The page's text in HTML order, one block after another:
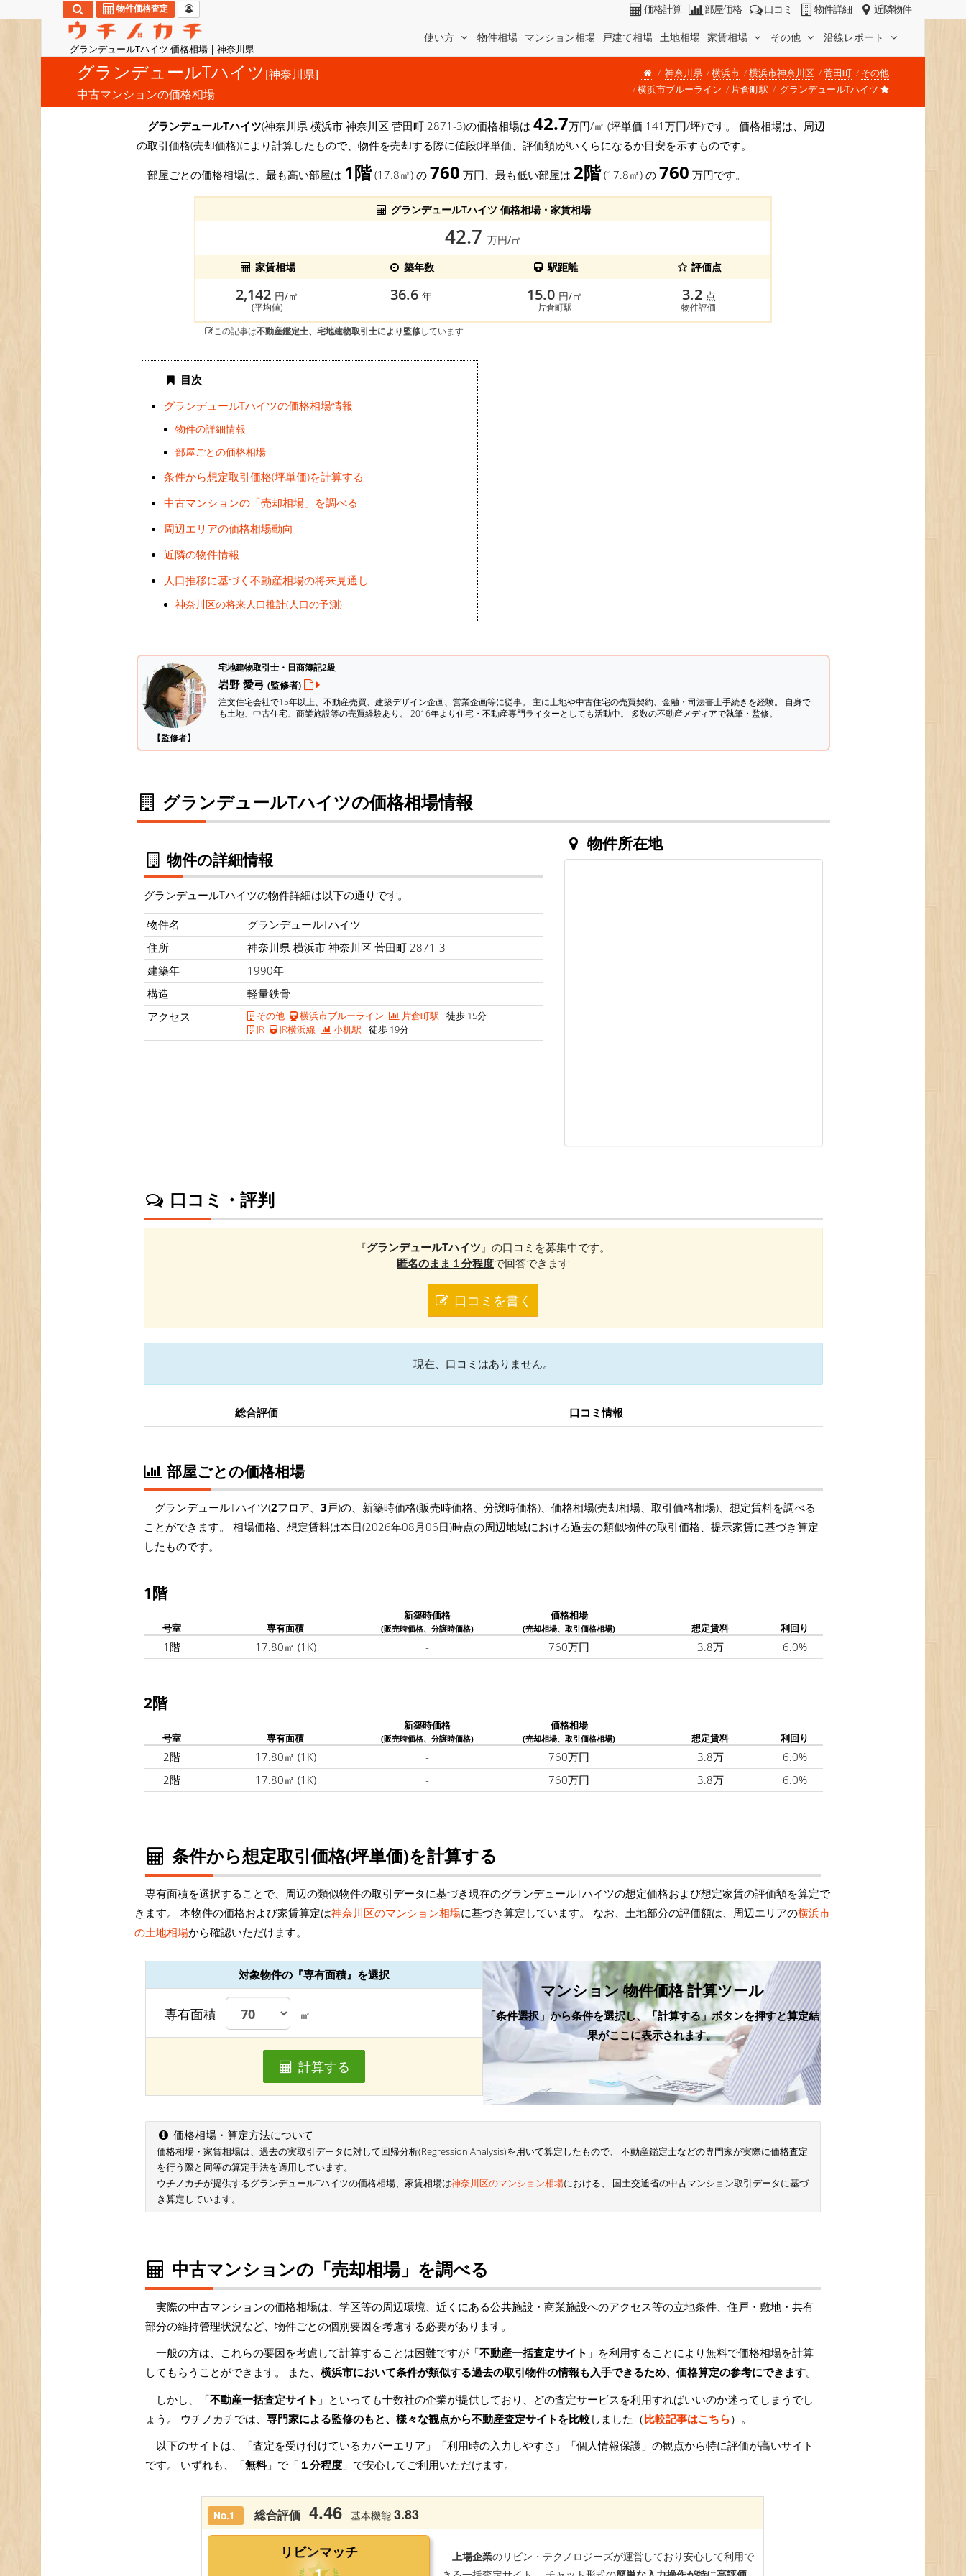
グランデュールTハイツ 価格相場 | 神奈川県
使い方 物件相場 マンション相場 戸建て相場 土地相場 家賃相場 その他 沿線レポート
物件価格査定 価格計算 部屋価格 口コミ 物件詳細 近隣物件
グランデュールTハイツ[神奈川県]
中古マンションの価格相場
神奈川県 横浜市 横浜市神奈川区 菅田町
その他
横浜市ブルーライン
片倉町駅 グランデュールTハイツ
グランデュールTハイツ(神奈川県 横浜市 神奈川区 菅田町 2871-3)の価格相場は 42.7万円/㎡ (坪単価 141万円/坪)です。 価格相場は、周辺
の取引価格(売却価格)により計算したもので、物件を売却する際に値段(坪単価、評価額)がいくらになるか目安を示すものです。
部屋ごとの価格相場は、最も高い部屋は 1階(17.8㎡) の 760 万円、最も低い部屋は 2階(17.8㎡) の 760 万円です。
グランデュールTハイツ 価格相場・家賃相場
42.7 万円/㎡
家賃相場
築年数 駅距離 評価点
2,142 円/㎡
(平均値)
36.6 年 15.0 円/㎡
片倉町駅
3.2 点
物件評価
この記事は不動産鑑定士、宅地建物取引士により監修しています
目次
グランデュールTハイツの価格相場情報
物件の詳細情報
部屋ごとの価格相場
条件から想定取引価格(坪単価)を計算する
中古マンションの「売却相場」を調べる
周辺エリアの価格相場動向
近隣の物件情報
人口推移に基づく不動産相場の将来見通し
神奈川区の将来人口推計(人口の予測)
【監修者】
宅地建物取引士・日商簿記2級
岩野 愛弓 (監修者)
注文住宅会社で15年以上、不動産売買、建築デザイン企画、営業企画等に従事。 主に土地や中古住宅の売買契約、金融・司法書士手続きを経験。 自身で
も土地、中古住宅、商業施設等の売買経験あり。 2016年より住宅・不動産専門ライターとしても活動中。 多数の不動産メディアで執筆・監修。
グランデュールTハイツの価格相場情報
物件の詳細情報
グランデュールTハイツの物件詳細は以下の通りです。
物件名
グランデュールTハイツ
住所
神奈川県 横浜市 神奈川区 菅田町 2871-3
建築年
1990年
構造
軽量鉄骨
アクセス
その他 横浜市ブルーライン 片倉町駅 徒歩 15分
JR
JR横浜線 小机駅 徒歩 19分
物件所在地
口コミ・評判
『グランデュールTハイツ』の口コミを募集中です。
匿名のまま１分程度で回答できます
口コミを書く
現在、口コミはありません。
総合評価 口コミ情報
部屋ごとの価格相場
グランデュールTハイツ(2フロア、 3 戸)の、新築時価格(販売時価格、分譲時価格)、価格相場(売却相場、取引価格相場)、想定賃料を調べる
ことができます。 相場価格、想定賃料は本日(2026年08月06日)時点の周辺地域における過去の類似物件の取引価格、提示家賃に基づき算定
したものです。
1階
号室 専有面積
新築時価格
(販売時価格、分譲時価格)
価格相場
(売却相場、取引価格相場) 想定賃料 利回り
1階 17.80㎡ (1K) - 760万円 3.8万 6.0%
2階
号室 専有面積
新築時価格
(販売時価格、分譲時価格)
価格相場
(売却相場、取引価格相場) 想定賃料 利回り
2階 17.80㎡ (1K) - 760万円 3.8万
6.0%
2階
17.80㎡ (1K) - 760万円 3.8万 6.0%
条件から想定取引価格(坪単価)を計算する
専有面積を選択することで、周辺の類似物件の取引データに基づき現在のグランデュールTハイツの想定価格および想定家賃の評価額を算定で
きます。 本物件の価格および家賃算定は神奈川区のマンション相場に基づき算定しています。 なお、土地部分の評価額は、周辺エリアの横浜市
の土地相場から確認いただけます。
対象物件の『専有面積』を選択
専有面積 ㎡
計算する
マンション 物件価格 計算ツール
「条件選択」から条件を選択し、「計算する」ボタンを押すと算定結
果がここに表示されます。
価格相場・算定方法について
価格相場・家賃相場は、過去の実取引データに対して回帰分析(Regression Analysis)を用いて算定したもので、 不動産鑑定士などの専門家が実際に価格査定
を行う際と同等の算定手法を適用しています。
ウチノカチが提供するグランデュールTハイツの価格相場、家賃相場は神奈川区のマンション相場における、 国土交通省の中古マンション取引データに基づ
き算定しています。
中古マンションの「売却相場」を調べる
実際の中古マンションの価格相場は、学区等の周辺環境、近くにある公共施設・商業施設へのアクセス等の立地条件、住戸・敷地・共有
部分の維持管理状況など、物件ごとの個別要因を考慮する必要があります。
一般の方は、これらの要因を考慮して計算することは困難ですが「不動産一括査定サイト 」を利用することにより無料で価格相場を計算
してもらうことができます。 また、 横浜市において条件が類似する過去の取引物件の情報も入手できるため、価格算定の参考にできます。
しかし、「不動産一括査定サイト 」といっても十数社の企業が提供しており、どの査定サービスを利用すればいいのか迷ってしまうでし
ょう。 ウチノカチでは、 専門家による監修のもと、様々な観点から不動産査定サイトを比較しました（比較記事はこちら）。
以下のサイトは、「査定を受け付けているカバーエリア」「利用時の入力しやすさ」「個人情報保護」の観点から特に評価が高いサイト
です。 いずれも、「無料」で「 １分程度 」で安心してご利用いただけます。